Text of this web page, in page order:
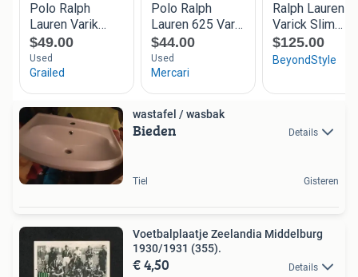
wastafel / wasbak
Bieden Details
Tiel Gisteren
Voetbalplaatje Zeelandia Middelburg
1930/1931 (355).
€ 4,50 Details